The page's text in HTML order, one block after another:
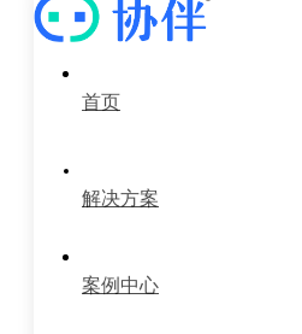
首页
解决方案
案例中心